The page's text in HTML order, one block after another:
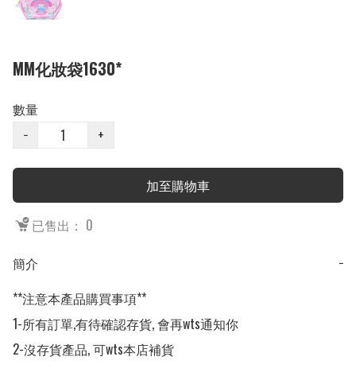
MM化妝袋1630*
數量
−
+
加至購物車
已售出： 0
簡介
−
**注意本產品購買事項**
1-所有訂單,有待確認存貨, 會再wts通知你
2-沒存貨產品, 可wts本店補貨